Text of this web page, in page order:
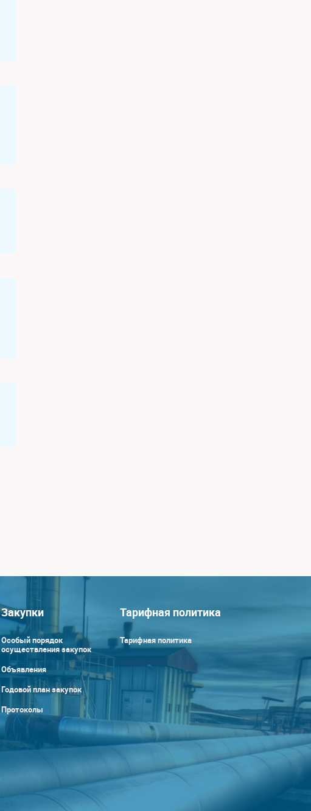
Закупки
Особый порядок
осуществления закупок
Объявления
Годовой план закупок
Протоколы
Тарифная политика
Тарифная политика